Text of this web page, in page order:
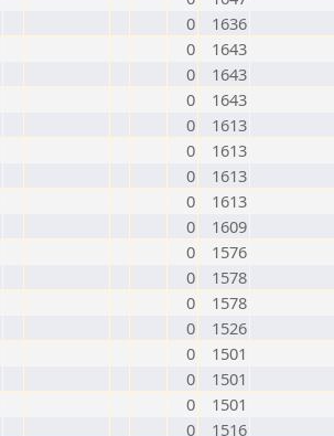
0
1636
0
1643
0
1643
0
1643
0
1613
0
1613
0
1613
0
1613
0
1609
0
1576
0
1578
0
1578
0
1526
0
1501
0
1501
0
1501
0
1516